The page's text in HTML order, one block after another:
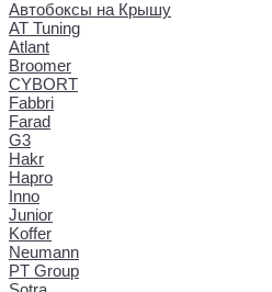
Автобоксы на Крышу
AT Tuning
Atlant
Broomer
CYBORT
Fabbri
Farad
G3
Hakr
Hapro
Inno
Junior
Koffer
Neumann
PT Group